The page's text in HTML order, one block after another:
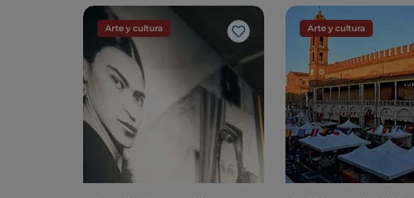
Arte y cultura
Me gusta
Arte y cultura